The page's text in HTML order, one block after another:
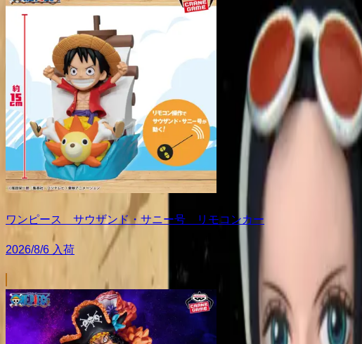
ワンピース サウザンド・サニー号 リモコンカー
2026/8/6 入荷